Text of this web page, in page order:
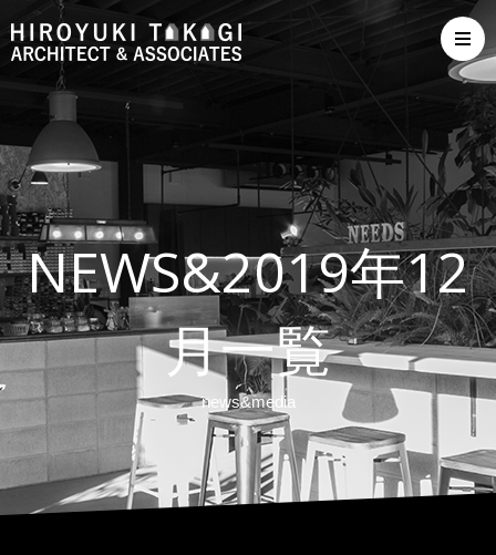
NEWS&2019年12
月一覧
news&media